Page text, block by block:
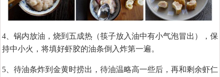
4、锅内放油，烧到五成热（筷子放入油中有小气泡冒出），保
持中小火，将填好虾胶的油条倒入炸第一遍。
5、待油条炸到金黄时捞出，待油温略高一些后，再和剩余虾仁